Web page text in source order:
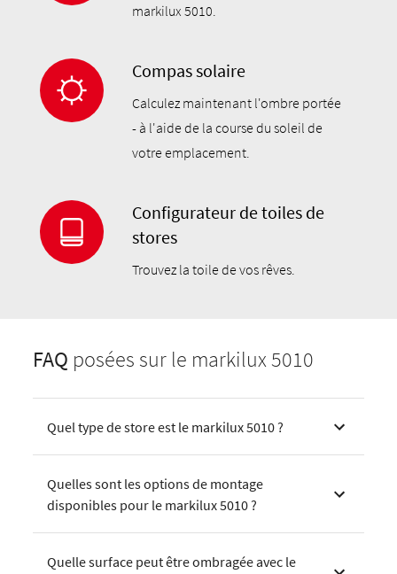
markilux 5010.
Compas solaire
Calculez maintenant l'ombre portée
- à l'aide de la course du soleil de
votre emplacement.
Configurateur de toiles de
stores
Trouvez la toile de vos rêves.
FAQ posées sur le markilux 5010
Quel type de store est le markilux 5010 ?
Quelles sont les options de montage
disponibles pour le markilux 5010 ?
Quelle surface peut être ombragée avec le